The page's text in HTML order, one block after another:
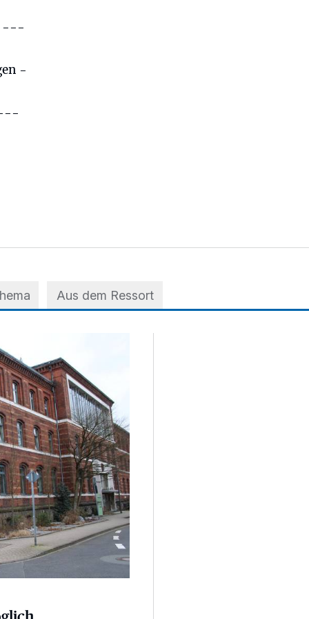
---
-
---
Aus dem Ressort